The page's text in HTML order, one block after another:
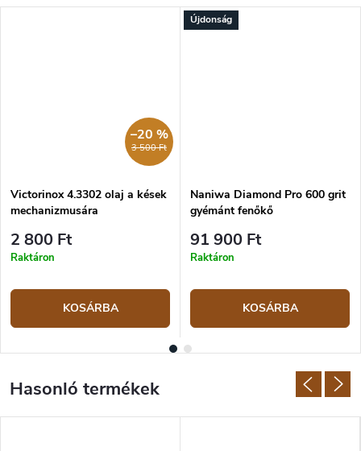
3 500 Ft
–20 %
Victorinox 4.3302 olaj a kések
mechanizmusára
2 800 Ft
Raktáron
KOSÁRBA
Újdonság
Naniwa Diamond Pro 600 grit
gyémánt fenőkő
91 900 Ft
Raktáron
KOSÁRBA